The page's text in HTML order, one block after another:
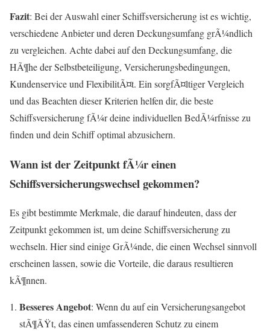
Fazit: Bei der Auswahl einer Schiffsversicherung ist es wichtig,
verschiedene Anbieter und deren Deckungsumfang grÃ¼ndlich
zu vergleichen. Achte dabei auf den Deckungsumfang, die
HÃ¶he der Selbstbeteiligung, Versicherungsbedingungen,
Kundenservice und FlexibilitÃ¤t. Ein sorgfÃ¤ltiger Vergleich
und das Beachten dieser Kriterien helfen dir, die beste
Schiffsversicherung fÃ¼r deine individuellen BedÃ¼rfnisse zu
finden und dein Schiff optimal abzusichern.
Wann ist der Zeitpunkt fÃ¼r einen
Schiffsversicherungswechsel gekommen?
Es gibt bestimmte Merkmale, die darauf hindeuten, dass der
Zeitpunkt gekommen ist, um deine Schiffsversicherung zu
wechseln. Hier sind einige GrÃ¼nde, die einen Wechsel sinnvoll
erscheinen lassen, sowie die Vorteile, die daraus resultieren
kÃ¶nnen.
Besseres Angebot: Wenn du auf ein Versicherungsangebot
stÃ¶ÃŸt, das einen umfassenderen Schutz zu einem